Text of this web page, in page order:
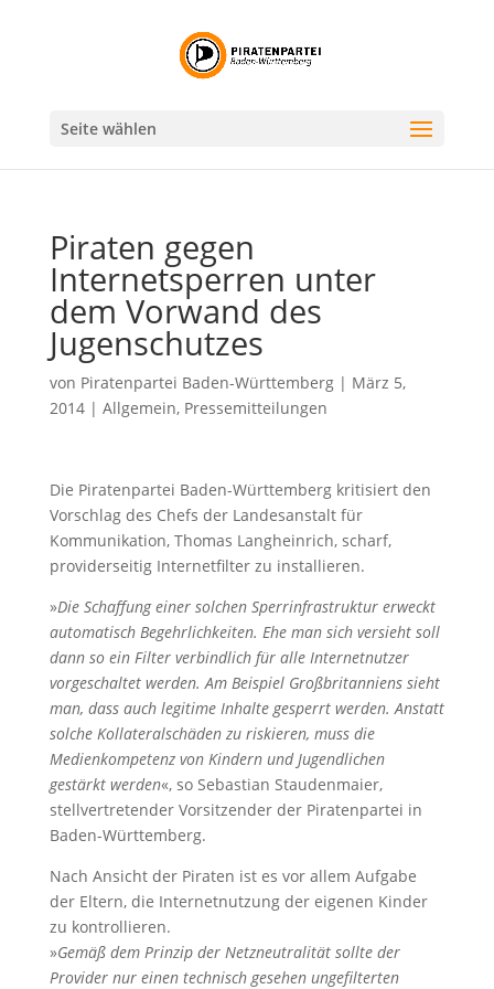
Seite wählen
Piraten gegen
Internetsperren unter
dem Vorwand des
Jugenschutzes
von Piratenpartei Baden-Württemberg| März 5,
2014| Allgemein, Pressemitteilungen
Die Piratenpartei Baden-Württemberg kritisiert den
Vorschlag des Chefs der Landesanstalt für
Kommunikation, Thomas Langheinrich, scharf,
providerseitig Internetfilter zu installieren.
»Die Schaffung einer solchen Sperrinfrastruktur erweckt
automatisch Begehrlichkeiten. Ehe man sich versieht soll
dann so ein Filter verbindlich für alle Internetnutzer
vorgeschaltet werden. Am Beispiel Großbritanniens sieht
man, dass auch legitime Inhalte gesperrt werden. Anstatt
solche Kollateralschäden zu riskieren, muss die
Medienkompetenz von Kindern und Jugendlichen
gestärkt werden«, so Sebastian Staudenmaier,
stellvertretender Vorsitzender der Piratenpartei in
Baden-Württemberg.
Nach Ansicht der Piraten ist es vor allem Aufgabe
der Eltern, die Internetnutzung der eigenen Kinder
zu kontrollieren.
»Gemäß dem Prinzip der Netzneutralität sollte der
Provider nur einen technisch gesehen ungefilterten